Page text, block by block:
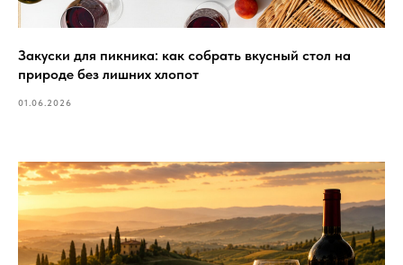
Закуски для пикника: как собрать вкусный стол на
природе без лишних хлопот
01.06.2026